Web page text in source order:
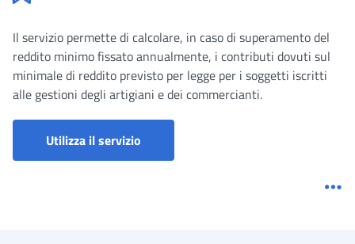
Il servizio permette di calcolare, in caso di superamento del
reddito minimo fissato annualmente, i contributi dovuti sul
minimale di reddito previsto per legge per i soggetti iscritti
alle gestioni degli artigiani e dei commercianti.
Utilizza il servizio